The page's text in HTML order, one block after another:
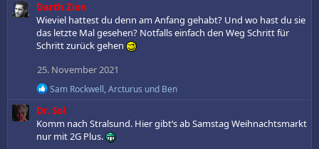
Darth Zion
Wieviel hattest du denn am Anfang gehabt? Und wo hast du sie
das letzte Mal gesehen? Notfalls einfach den Weg Schritt für
Schritt zurück gehen
25. November 2021
R
e
a
k
t
Sam Rockwell, Arcturus und Ben
Dr. Sol
Komm nach Stralsund. Hier gibt‘s ab Samstag Weihnachtsmarkt
nur mit 2G Plus.